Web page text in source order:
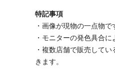
特記事項
・画像が現物の一点物で
・モニターの発色具合
・複数店舗で販売して
きます。